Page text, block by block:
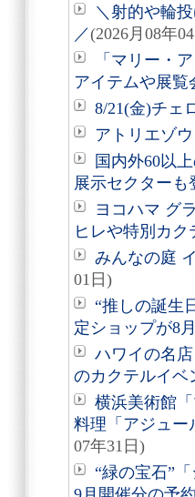
＼射的や輪
／(2026月08年
「マリー・
アイテムや展覧
8/21(金)チェ
アトリエゾ
国内外60以
展示セクターも
ヨコハマ グ
ヒレや特別カ
みんなの庭
01日)
“推しの誕生
定ショップが8
ハワイの名
のカクテルイベ
横浜美術館
料理「アジュー
07年31日)
“緑の宝石”